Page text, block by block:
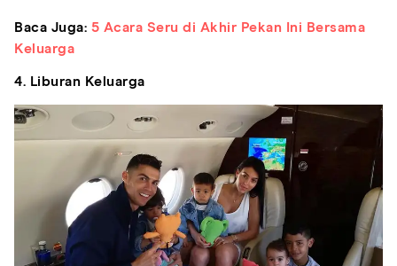
Baca Juga: 5 Acara Seru di Akhir Pekan Ini Bersama
Keluarga
4. Liburan Keluarga